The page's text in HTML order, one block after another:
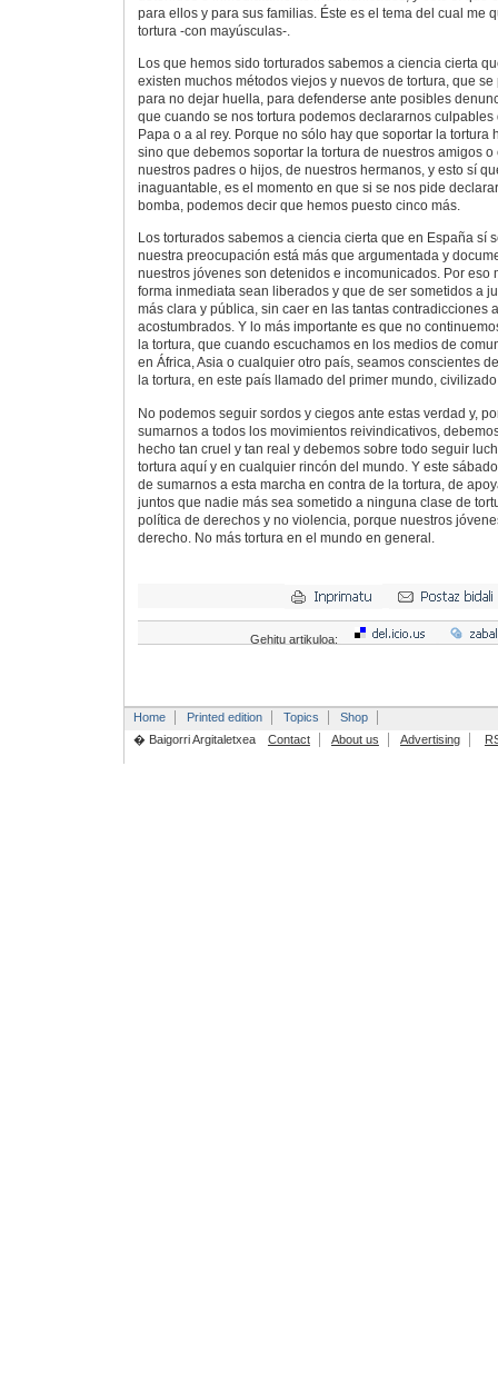
para ellos y para sus familias. Éste es el tema del cual me
tortura -con mayúsculas-.
Los que hemos sido torturados sabemos a ciencia cierta
existen muchos métodos viejos y nuevos de tortura, que
para no dejar huella, para defenderse ante posibles
que cuando se nos tortura podemos declararnos
Papa o a al rey. Porque no sólo hay que soportar la tortura
sino que debemos soportar la tortura de nuestros amigos
nuestros padres o hijos, de nuestros hermanos, y esto sí
inaguantable, es el momento en que si se nos pide
bomba, podemos decir que hemos puesto cinco más.
Los torturados sabemos a ciencia cierta que en España sí
nuestra preocupación está más que argumentada y
nuestros jóvenes son detenidos e incomunicados. Por eso
forma inmediata sean liberados y que de ser sometidos a
más clara y pública, sin caer en las tantas contradicciones
acostumbrados. Y lo más importante es que no
la tortura, que cuando escuchamos en los medios de
en África, Asia o cualquier otro país, seamos conscientes
la tortura, en este país llamado del primer mundo,
No podemos seguir sordos y ciegos ante estas verdad y,
sumarnos a todos los movimientos reivindicativos,
hecho tan cruel y tan real y debemos sobre todo seguir
tortura aquí y en cualquier rincón del mundo. Y este
de sumarnos a esta marcha en contra de la tortura, de
juntos que nadie más sea sometido a ninguna clase de
política de derechos y no violencia, porque nuestros
derecho. No más tortura en el mundo en general.
Gehitu artikuloa:
Home Printed edition Topics
Shop
� Baigorri Argitaletxea
Contact About us Advertising